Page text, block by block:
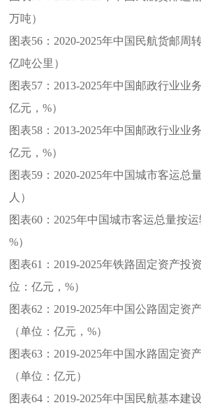
万吨）
图表56： 2020-2025年中国民航货邮周
亿吨公里）
图表57： 2013-2025年中国邮政行业业
亿元，%）
图表58： 2013-2025年中国邮政行业业
亿元，%）
图表59： 2020-2025年中国城市客运总
人）
图表60： 2025年中国城市客运总量按
%）
图表61： 2019-2025年铁路固定资产投
位：亿元，%）
图表62： 2019-2025年中国公路固定资
（单位：亿元，%）
图表63： 2019-2025年中国水路固定资
（单位：亿元）
图表64： 2019-2025年中国民航基本建